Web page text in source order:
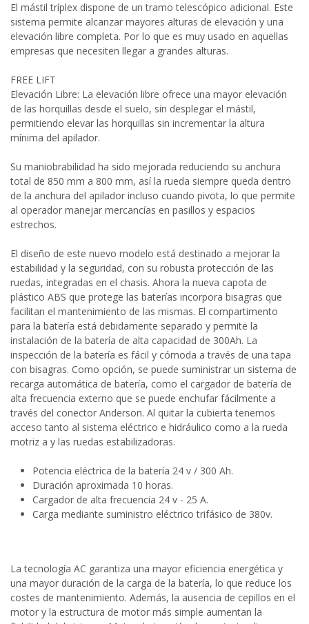
El mástil tríplex dispone de un tramo telescópico adicional. Este
sistema permite alcanzar mayores alturas de elevación y una
elevación libre completa. Por lo que es muy usado en aquellas
empresas que necesiten llegar a grandes alturas.
FREE LIFT
Elevación Libre: La elevación libre ofrece una mayor elevación
de las horquillas desde el suelo, sin desplegar el mástil,
permitiendo elevar las horquillas sin incrementar la altura
mínima del apilador.
Su maniobrabilidad ha sido mejorada reduciendo su anchura
total de 850 mm a 800 mm, así la rueda siempre queda dentro
de la anchura del apilador incluso cuando pivota, lo que permite
al operador manejar mercancías en pasillos y espacios
estrechos.
El diseño de este nuevo modelo está destinado a mejorar la
estabilidad y la seguridad, con su robusta protección de las
ruedas, integradas en el chasis. Ahora la nueva capota de
plástico ABS que protege las baterías incorpora bisagras que
facilitan el mantenimiento de las mismas. El compartimento
para la batería está debidamente separado y permite la
instalación de la batería de alta capacidad de 300Ah. La
inspección de la batería es fácil y cómoda a través de una tapa
con bisagras. Como opción, se puede suministrar un sistema de
recarga automática de batería, como el cargador de batería de
alta frecuencia externo que se puede enchufar fácilmente a
través del conector Anderson. Al quitar la cubierta tenemos
acceso tanto al sistema eléctrico e hidráulico como a la rueda
motriz a y las ruedas estabilizadoras.
Potencia eléctrica de la batería 24 v / 300 Ah.
Duración aproximada 10 horas.
Cargador de alta frecuencia 24 v - 25 A.
Carga mediante suministro eléctrico trifásico de 380v.
La tecnología AC garantiza una mayor eficiencia energética y
una mayor duración de la carga de la batería, lo que reduce los
costes de mantenimiento. Además, la ausencia de cepillos en el
motor y la estructura de motor más simple aumentan la